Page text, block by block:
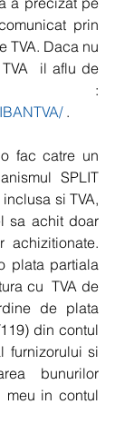
prin
TVA. Daca nu
il aflu de
.
fac catre un
SPLIT
si TVA,
sa achit doar
achizitionate.
plata partiala
cu  TVA de
de plata
din contul
furnizorului si
bunurilor
meu in contul